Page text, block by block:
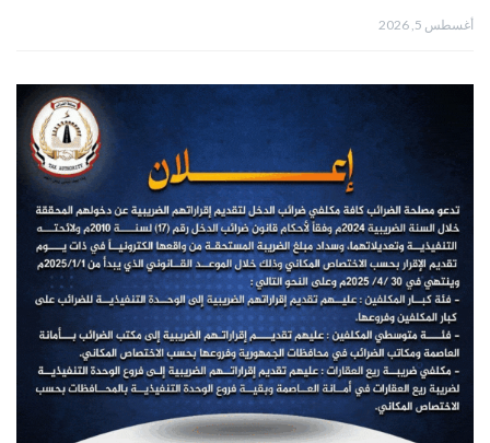
أغسطس 5, 2026